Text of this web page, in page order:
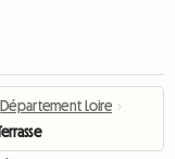
Département Loire ›